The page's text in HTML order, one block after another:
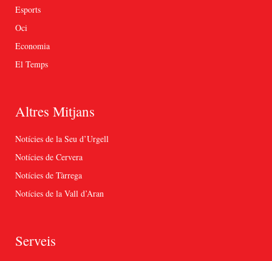
Esports
Oci
Economia
El Temps
Altres Mitjans
Notícies de la Seu d’Urgell
Notícies de Cervera
Notícies de Tàrrega
Notícies de la Vall d’Aran
Serveis